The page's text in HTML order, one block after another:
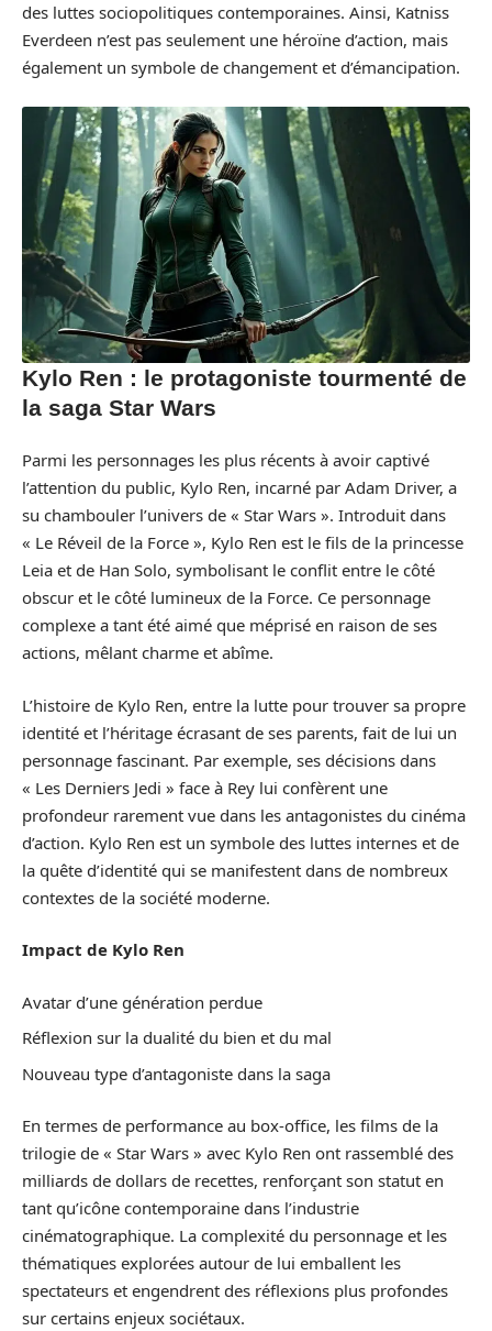
des luttes sociopolitiques contemporaines. Ainsi, Katniss
Everdeen n’est pas seulement une héroïne d’action, mais
également un symbole de changement et d’émancipation.
Kylo Ren : le protagoniste tourmenté de
la saga Star Wars
Parmi les personnages les plus récents à avoir captivé
l’attention du public, Kylo Ren, incarné par Adam Driver, a
su chambouler l’univers de « Star Wars ». Introduit dans
« Le Réveil de la Force », Kylo Ren est le fils de la princesse
Leia et de Han Solo, symbolisant le conflit entre le côté
obscur et le côté lumineux de la Force. Ce personnage
complexe a tant été aimé que méprisé en raison de ses
actions, mêlant charme et abîme.
L’histoire de Kylo Ren, entre la lutte pour trouver sa propre
identité et l’héritage écrasant de ses parents, fait de lui un
personnage fascinant. Par exemple, ses décisions dans
« Les Derniers Jedi » face à Rey lui confèrent une
profondeur rarement vue dans les antagonistes du cinéma
d’action. Kylo Ren est un symbole des luttes internes et de
la quête d’identité qui se manifestent dans de nombreux
contextes de la société moderne.
Impact de Kylo Ren
Avatar d’une génération perdue
Réflexion sur la dualité du bien et du mal
Nouveau type d’antagoniste dans la saga
En termes de performance au box-office, les films de la
trilogie de « Star Wars » avec Kylo Ren ont rassemblé des
milliards de dollars de recettes, renforçant son statut en
tant qu’icône contemporaine dans l’industrie
cinématographique. La complexité du personnage et les
thématiques explorées autour de lui emballent les
spectateurs et engendrent des réflexions plus profondes
sur certains enjeux sociétaux.